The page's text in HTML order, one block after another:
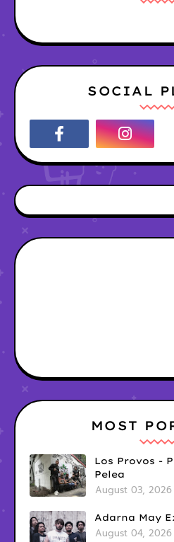
SOCIAL
MOST
Los Provos -
Pelea
August 03, 2026
Adarna May
August 04, 2026